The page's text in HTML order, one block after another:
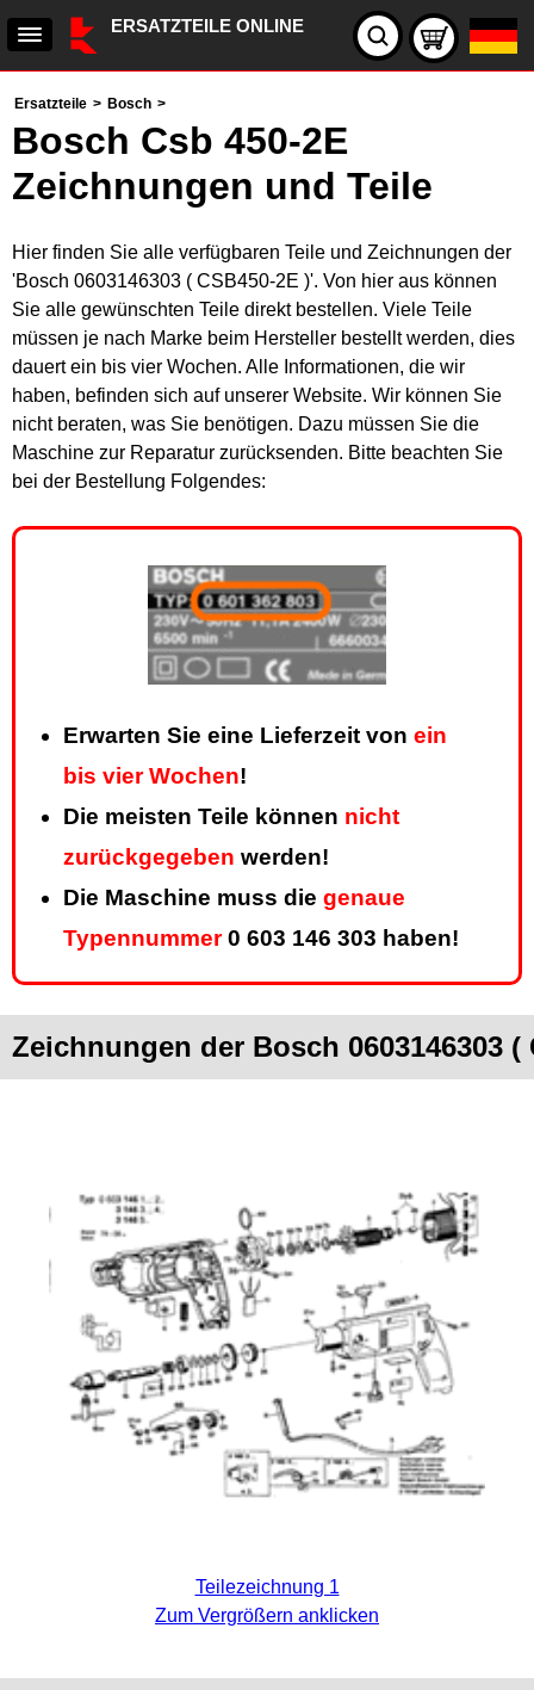
ERSATZTEILE ONLINE
Ersatzteile > Bosch >
Bosch Csb 450-2E
Zeichnungen und Teile
Hier finden Sie alle verfügbaren Teile und Zeichnungen der
'Bosch 0603146303 ( CSB450-2E )'. Von hier aus können
Sie alle gewünschten Teile direkt bestellen. Viele Teile
müssen je nach Marke beim Hersteller bestellt werden, dies
dauert ein bis vier Wochen. Alle Informationen, die wir
haben, befinden sich auf unserer Website. Wir können Sie
nicht beraten, was Sie benötigen. Dazu müssen Sie die
Maschine zur Reparatur zurücksenden. Bitte beachten Sie
bei der Bestellung Folgendes:
Erwarten Sie eine Lieferzeit von ein
bis vier Wochen!
Die meisten Teile können nicht
zurückgegeben werden!
Die Maschine muss die genaue
Typennummer0 603 146 303 haben!
Zeichnungen der Bosch 0603146303 (
Teilezeichnung 1
Zum Vergrößern anklicken